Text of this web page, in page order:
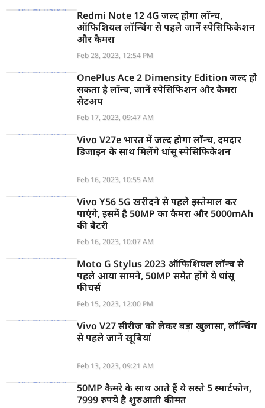
Redmi Note 12 4G जल्द होगा लॉन्च,
ऑफिशियल लॉन्चिंग से पहले जानें स्पेसिफिकेशन
और कैमरा
Feb 28, 2023, 12:54 PM
OnePlus Ace 2 Dimensity Edition जल्द हो
सकता है लॉन्च, जानें स्पेसिफिशन और कैमरा
सेटअप
Feb 17, 2023, 09:47 AM
Vivo V27e भारत में जल्द होगा लॉन्च, दमदार
डिजाइन के साथ मिलेंगे धांसू स्पेसिफिकेशन
Feb 16, 2023, 10:55 AM
Vivo Y56 5G खरीदने से पहले इस्तेमाल कर
पाएंगे, इसमें है 50MP का कैमरा और 5000mAh
की बैटरी
Feb 16, 2023, 10:07 AM
Moto G Stylus 2023 ऑफिशियल लॉन्च से
पहले आया सामने, 50MP समेत होंगे ये धांसू
फीचर्स
Feb 15, 2023, 12:00 PM
Vivo V27 सीरीज को लेकर बड़ा खुलासा, लॉन्चिंग
से पहले जानें खूबियां
Feb 13, 2023, 09:21 AM
50MP कैमरे के साथ आते हैं ये सस्ते 5 स्मार्टफोन,
7999 रुपये है शुरुआती कीमत